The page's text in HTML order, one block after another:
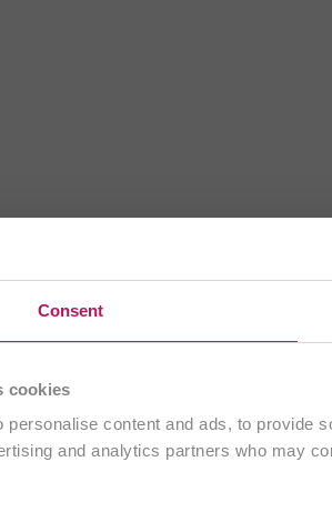
Consent
cookies
personalise content and ads, to provide
and analytics partners who may